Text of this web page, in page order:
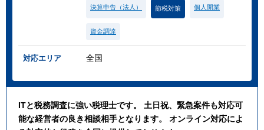
決算申告（法人） 節税対策 個人開業
資金調達
対応エリア 全国
ITと税務調査に強い税理士です。 土日祝、緊急案件も対応可
能な経営者の良き相談相手となります。 オンライン対応によ